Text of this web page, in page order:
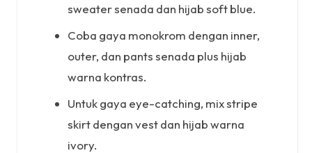
sweater senada dan hijab soft blue.
Coba gaya monokrom dengan inner,
outer, dan pants senada plus hijab
warna kontras.
Untuk gaya eye-catching, mix stripe
skirt dengan vest dan hijab warna
ivory.